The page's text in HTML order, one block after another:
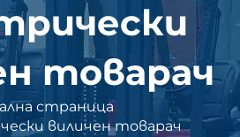
товарач
страница
виличен товарач